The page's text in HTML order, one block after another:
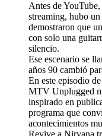
Antes de
streaming, hubo
demostraron que
con solo una
silencio.
Ese escenario se
años 90 cambió
En este episodio
MTV Unplugged
inspirado en
programa que
acontecimientos